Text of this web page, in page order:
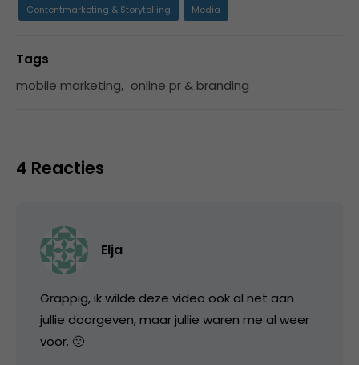
Contentmarketing & Storytelling Media
Tags
mobile marketing, online pr & branding
4 Reacties
Elja
Grappig, ik wilde deze video ook al net aan
jullie doorgeven, maar jullie waren me al weer
voor. 🙂